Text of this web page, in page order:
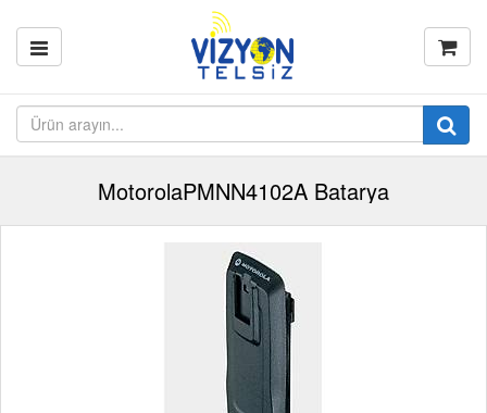
MotorolaPMNN4102A Batarya